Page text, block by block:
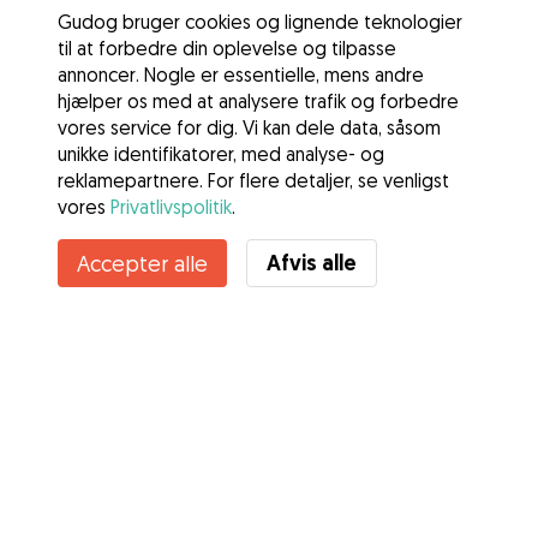
Gudog bruger cookies og lignende teknologier
til at forbedre din oplevelse og tilpasse
annoncer. Nogle er essentielle, mens andre
hjælper os med at analysere trafik og forbedre
vores service for dig. Vi kan dele data, såsom
unikke identifikatorer, med analyse- og
reklamepartnere. For flere detaljer, se venligst
vores Privatlivspolitik.
Accepter alle Afvis alle